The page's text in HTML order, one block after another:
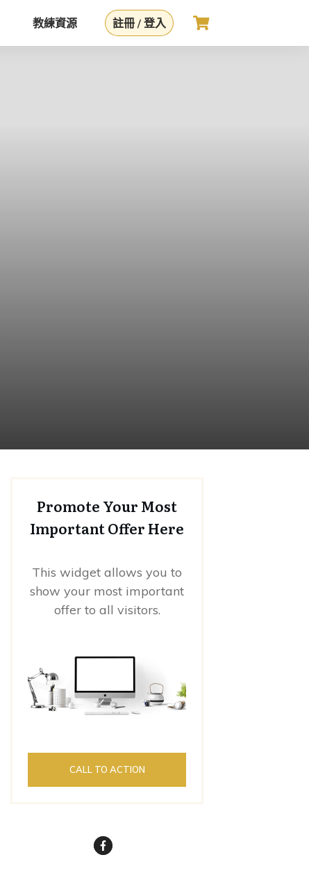
教練資源 註冊 / 登入
Promote Your Most
Important Offer Here
This widget allows you to
show your most important
offer to all visitors.
CALL TO ACTION